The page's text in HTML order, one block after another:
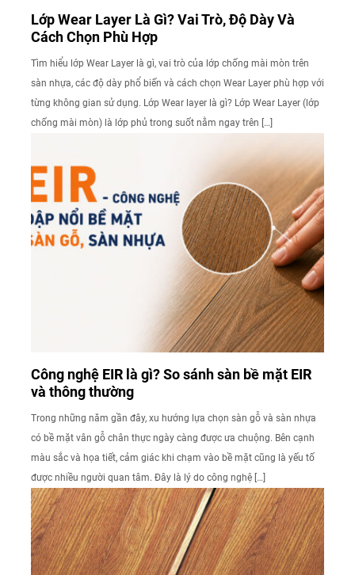
Lớp Wear Layer Là Gì? Vai Trò, Độ Dày Và
Cách Chọn Phù Hợp
Tìm hiểu lớp Wear Layer là gì, vai trò của lớp chống mài mòn trên
sàn nhựa, các độ dày phổ biến và cách chọn Wear Layer phù hợp với
từng không gian sử dụng. Lớp Wear layer là gì? Lớp Wear Layer (lớp
chống mài mòn) là lớp phủ trong suốt nằm ngay trên […]
Công nghệ EIR là gì? So sánh sàn bề mặt EIR
và thông thường
Trong những năm gần đây, xu hướng lựa chọn sàn gỗ và sàn nhựa
có bề mặt vân gỗ chân thực ngày càng được ưa chuộng. Bên cạnh
màu sắc và họa tiết, cảm giác khi chạm vào bề mặt cũng là yếu tố
được nhiều người quan tâm. Đây là lý do công nghệ […]